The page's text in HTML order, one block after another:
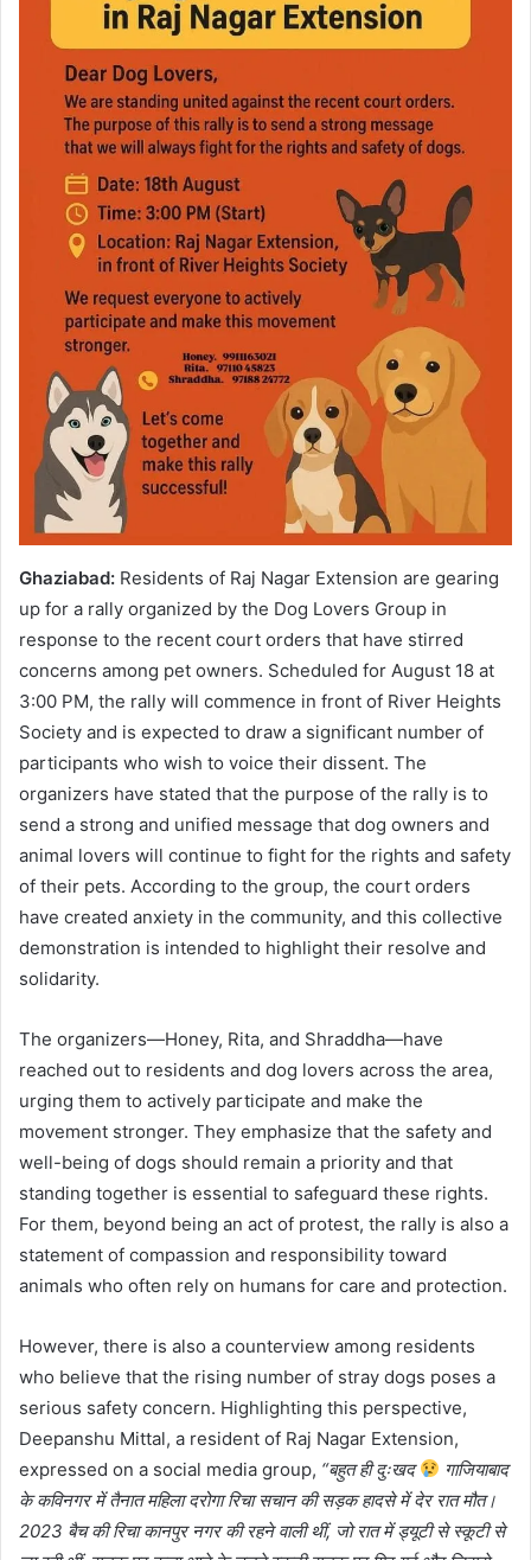
Ghaziabad: Residents of Raj Nagar Extension are gearing
up for a rally organized by the Dog Lovers Group in
response to the recent court orders that have stirred
concerns among pet owners. Scheduled for August 18 at
3:00 PM, the rally will commence in front of River Heights
Society and is expected to draw a significant number of
participants who wish to voice their dissent. The
organizers have stated that the purpose of the rally is to
send a strong and unified message that dog owners and
animal lovers will continue to fight for the rights and safety
of their pets. According to the group, the court orders
have created anxiety in the community, and this collective
demonstration is intended to highlight their resolve and
solidarity.
The organizers—Honey, Rita, and Shraddha—have
reached out to residents and dog lovers across the area,
urging them to actively participate and make the
movement stronger. They emphasize that the safety and
well-being of dogs should remain a priority and that
standing together is essential to safeguard these rights.
For them, beyond being an act of protest, the rally is also a
statement of compassion and responsibility toward
animals who often rely on humans for care and protection.
However, there is also a counterview among residents
who believe that the rising number of stray dogs poses a
serious safety concern. Highlighting this perspective,
Deepanshu Mittal, a resident of Raj Nagar Extension,
expressed on a social media group, “बहुत ही दुःखद
गाजियाबाद
के कविनगर में तैनात महिला दरोगा रिचा सचान की सड़क हादसे में देर रात मौत।
2023 बैच की रिचा कानपुर नगर की रहने वाली थीं, जो रात में ड्यूटी से स्कूटी से